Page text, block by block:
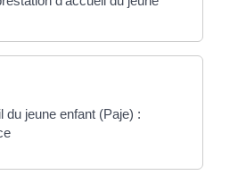
du jeune enfant (Paje) :